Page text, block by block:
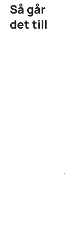
Så går
det till